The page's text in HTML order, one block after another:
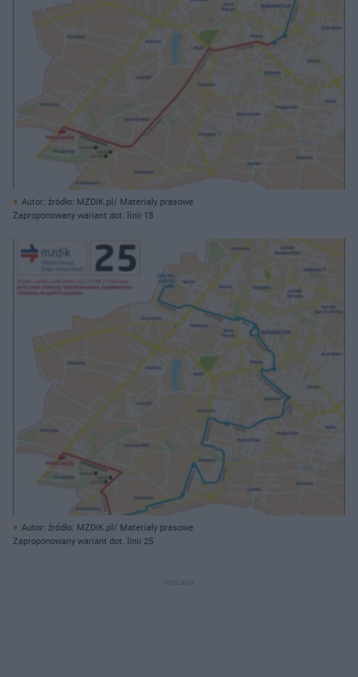
Autor: źródło: MZDiK.pl/ Materiały prasowe
Zaproponowany wariant dot. linii 18
Autor: źródło: MZDiK.pl/ Materiały prasowe
Zaproponowany wariant dot. linii 25